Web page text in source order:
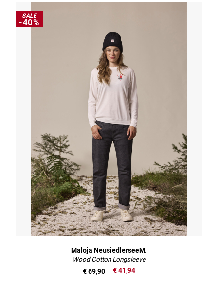
SALE
-40%
Maloja NeusiedlerseeM.
Wood Cotton Longsleeve
€ 41,94
€ 69,90